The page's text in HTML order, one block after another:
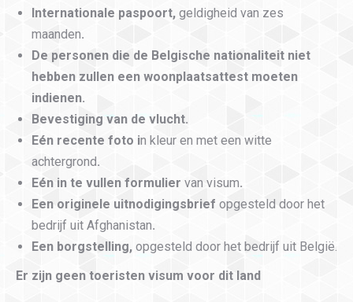
Internationale paspoort, geldigheid van zes
maanden.
De personen die de Belgische nationaliteit niet
hebben zullen een woonplaatsattest moeten
indienen.
Bevestiging van de vlucht.
Eén recente foto in kleur en met een witte
achtergrond.
Eén in te vullen formulier van visum.
Een originele uitnodigingsbrief opgesteld door het
bedrijf uit Afghanistan.
Een borgstelling, opgesteld door het bedrijf uit België.
Er zijn geen toeristen visum voor dit land